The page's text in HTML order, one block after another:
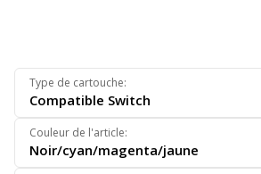
Type de cartouche:
Compatible Switch
Couleur de l'article:
Noir/cyan/magenta/jaune